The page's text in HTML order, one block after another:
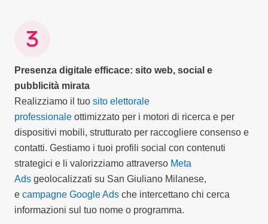
Presenza digitale efficace: sito web, social e
pubblicità mirata
Realizziamo il tuo sito elettorale
professionale ottimizzato per i motori di ricerca e per
dispositivi mobili, strutturato per raccogliere consenso e
contatti. Gestiamo i tuoi profili social con contenuti
strategici e li valorizziamo attraverso Meta
Ads geolocalizzati su San Giuliano Milanese,
e campagne Google Ads che intercettano chi cerca
informazioni sul tuo nome o programma.